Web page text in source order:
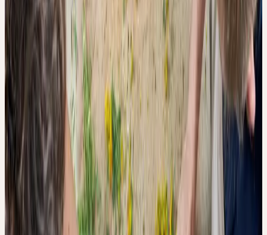
kryogenen Bedingungen — also bei extrem niedrigen
Temperaturen mit flüssigem Stickstoff — gemahlen, um
enzymatische Prozesse zu hemmen und einen möglichst
oxidationsfreien Referenzextrakt zu erhalten. Anschliessend wurde
dasselbe Pflanzenmaterial nach 30 Minuten Luftkontakt extrahiert,
um den Effekt der Oxidation zu simulieren.
Die resultierenden Tinkturen wurden mit UV-Vis-Spektroskopie,
einem Antioxidanzien-Assay (Kaliumpermanganat) und einem
enzymatischen Tyrosinase-Test analysiert. Zusätzlich wurden
mehrere kommerziell erhältliche Urtinkturen verschiedener
Hersteller — darunter Ceres Heilmittel AG — auf ihren
Oxidationszustand hin untersucht.